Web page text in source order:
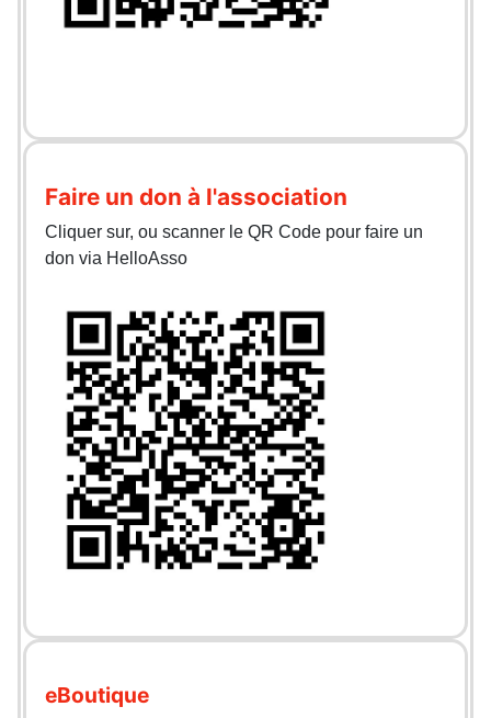
Faire un don à l'association
Cliquer sur, ou scanner le QR Code pour faire un
don via HelloAsso
eBoutique